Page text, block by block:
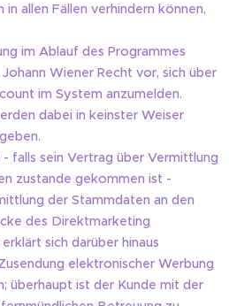
allen Fällen verhindern können,
im Ablauf des Programmes
Wiener Recht vor, sich über
im System anzumelden.
dabei in keinster Weiser
falls sein Vertrag über Vermittlung
zustande gekommen ist -
der Stammdaten an den
des Direktmarketing
sich darüber hinaus
elektronischer Werbung
überhaupt ist der Kunde mit der